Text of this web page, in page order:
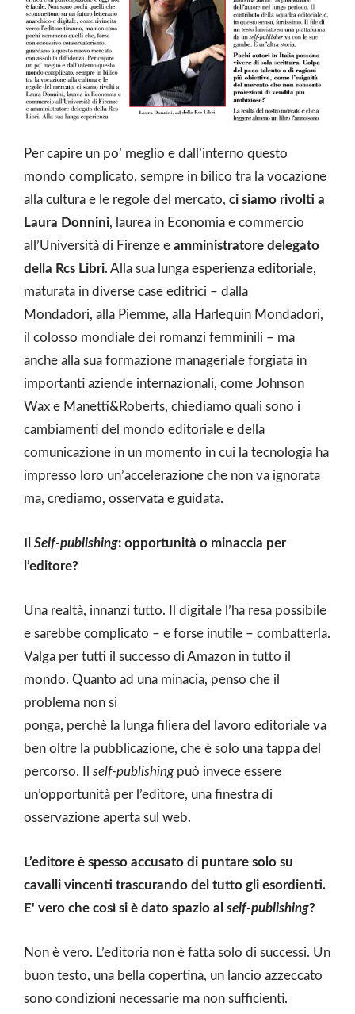
Per capire un po’ meglio e dall’interno questo
mondo complicato, sempre in bilico tra la vocazione
alla cultura e le regole del mercato, ci siamo rivolti a
Laura Donnini, laurea in Economia e commercio
all’Università di Firenze e amministratore delegato
della Rcs Libri. Alla sua lunga esperienza editoriale,
maturata in diverse case editrici – dalla
Mondadori, alla Piemme, alla Harlequin Mondadori,
il colosso mondiale dei romanzi femminili – ma
anche alla sua formazione manageriale forgiata in
importanti aziende internazionali, come Johnson
Wax e Manetti&Roberts, chiediamo quali sono i
cambiamenti del mondo editoriale e della
comunicazione in un momento in cui la tecnologia ha
impresso loro un’accelerazione che non va ignorata
ma, crediamo, osservata e guidata.
Self-publishing: opportunità o minaccia per
l’editore?
Una realtà, innanzi tutto. Il digitale l’ha resa possibile
e sarebbe complicato – e forse inutile – combatterla.
Valga per tutti il successo di Amazon in tutto il
mondo. Quanto ad una minacia, penso che il
problema non si
ponga, perchè la lunga filiera del lavoro editoriale va
ben oltre la pubblicazione, che è solo una tappa del
percorso. Il self-publishing può invece essere
un’opportunità per l’editore, una finestra di
osservazione aperta sul web.
L’editore è spesso accusato di puntare solo su
cavalli vincenti trascurando del tutto gli esordienti.
E' vero che così si è dato spazio al self-publishing?
Non è vero. L’editoria non è fatta solo di successi. Un
buon testo, una bella copertina, un lancio azzeccato
sono condizioni necessarie ma non sufficienti.